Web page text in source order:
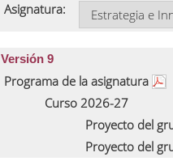
Asignatura:
Versión 9
Programa de la asignatura
Curso 2026-27
Proyecto del
Proyecto del